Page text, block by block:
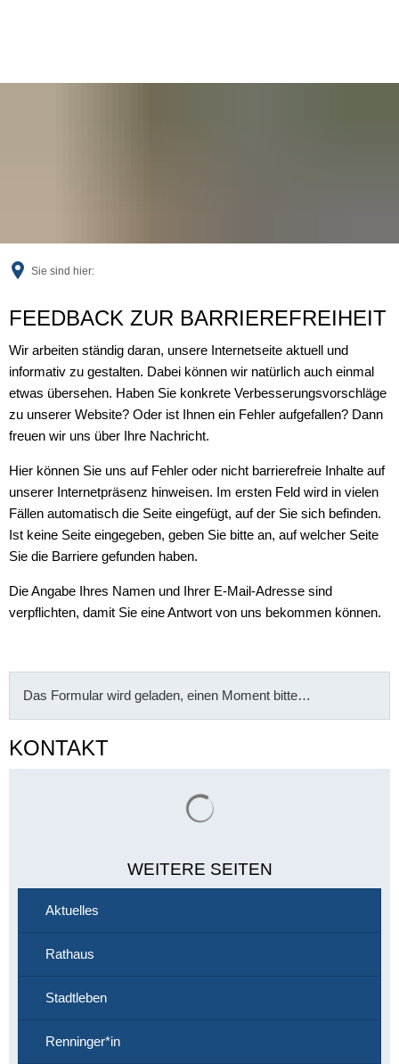
Sie sind hier:
Feedback
FEEDBACK ZUR BARRIEREFREIHEIT
Wir arbeiten ständig daran, unsere Internetseite aktuell und
informativ zu gestalten. Dabei können wir natürlich auch einmal
etwas übersehen. Haben Sie konkrete Verbesserungsvorschläge
zu unserer Website? Oder ist Ihnen ein Fehler aufgefallen? Dann
freuen wir uns über Ihre Nachricht.
Hier können Sie uns auf Fehler oder nicht barrierefreie Inhalte auf
unserer Internetpräsenz hinweisen. Im ersten Feld wird in vielen
Fällen automatisch die Seite eingefügt, auf der Sie sich befinden.
Ist keine Seite eingegeben, geben Sie bitte an, auf welcher Seite
Sie die Barriere gefunden haben.
Die Angabe Ihres Namen und Ihrer E-Mail-Adresse sind
verpflichten, damit Sie eine Antwort von uns bekommen können.
Das Formular wird geladen, einen Moment bitte…
KONTAKT
WEITERE SEITEN
Aktuelles
Rathaus
Stadtleben
Renninger*in